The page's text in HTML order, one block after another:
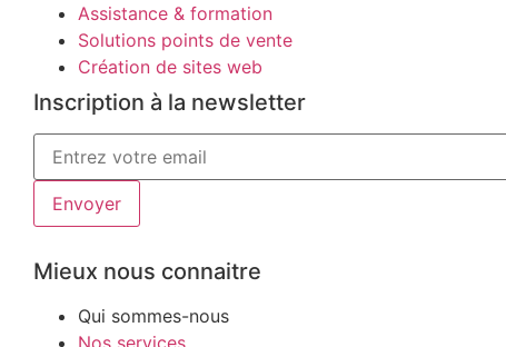
Assistance & formation
Solutions points de vente
Création de sites web
Inscription à la newsletter
Envoyer
Mieux nous connaitre
Qui sommes-nous